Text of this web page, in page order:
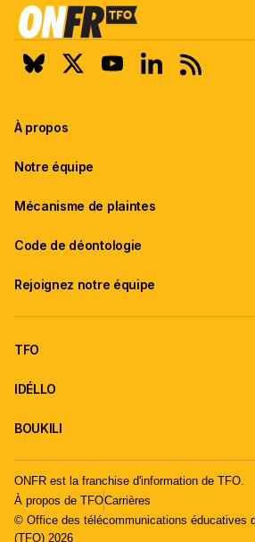
À propos
Notre équipe
Mécanisme de plaintes
Code de déontologie
Rejoignez notre équipe
TFO
IDÉLLO
BOUKILI
ONFR est la franchise d'information de TFO.
À propos de TFOCarrières
© Office des télécommunications éducatives
(TFO) 2026